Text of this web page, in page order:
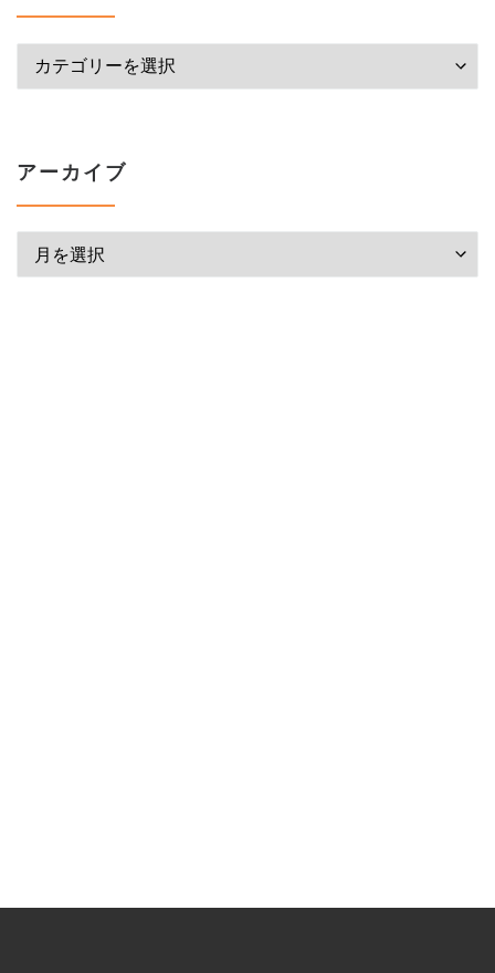
カテゴリー
アーカイブ
アーカイブ